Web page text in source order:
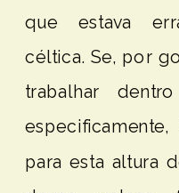
que estava
céltica. Se, por
trabalhar
para esta altura